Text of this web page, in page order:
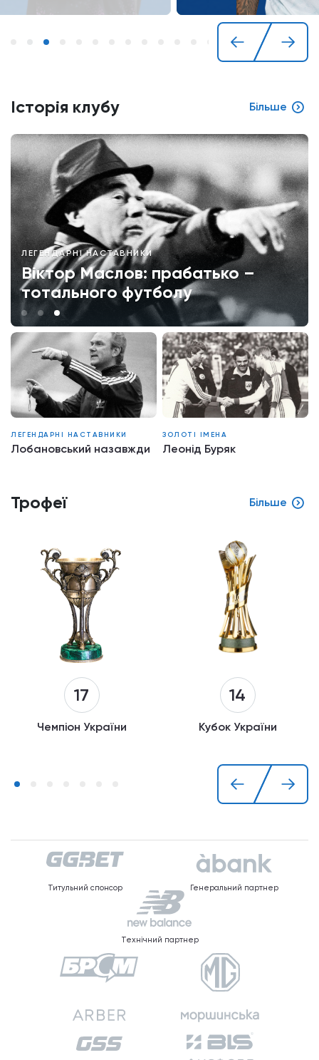
Історія клубу Більше
ЛЕГЕНДАРНІ НАСТАВНИКИ
Віктор Маслов: прабатько –
тотального футболу
ЛЕГЕНДАРНІ НАСТАВНИКИ
Лобановський назавжди
ЗОЛОТІ ІМЕНА
Леонід Буряк
Трофеї Більше
17
Чемпіон України
14
Кубок України
Титульний спонсор Генеральний партнер
Технічний партнер